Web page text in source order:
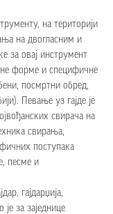
на територији
на двогласним и
за овај инструмент
форме и специфичне
посмртни обред,
Певање уз гајде је
свирача на
свирања,
поступака
песме и
гајдарџија,
за заједнице